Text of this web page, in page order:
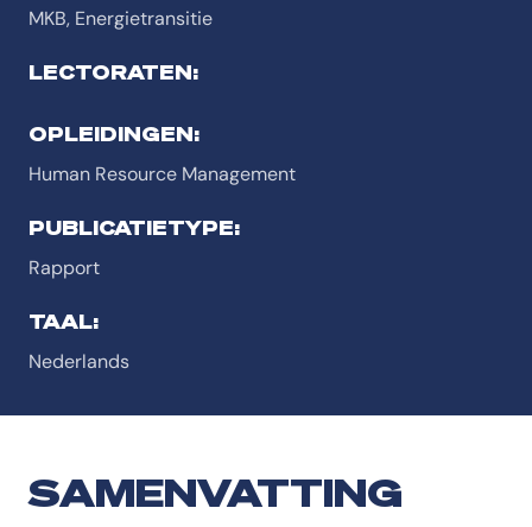
MKB, Energietransitie
LECTORATEN:
OPLEIDINGEN:
Human Resource Management
PUBLICATIETYPE:
Rapport
TAAL:
Nederlands
SAMENVATTING